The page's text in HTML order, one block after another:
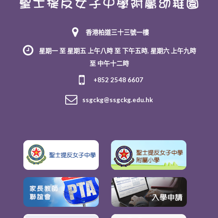
香港柏道三十三號一樓
星期一 至 星期五 上午八時 至 下午五時, 星期六 上午九時
至 中午十二時
+852 2548 6607
ssgckg@ssgckg.edu.hk